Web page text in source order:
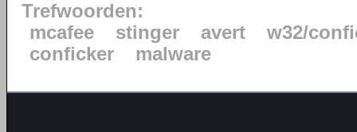
Trefwoorden:
mcafee
stinger avert
w32/
conficker
malware